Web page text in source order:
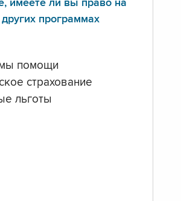
имеете ли вы право на
программах
помощи
страхование
льготы